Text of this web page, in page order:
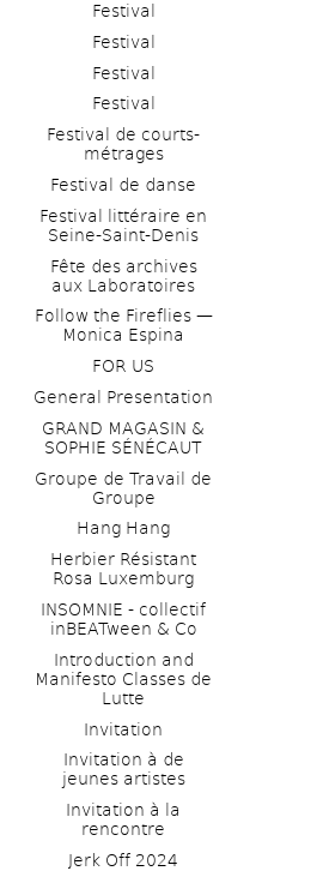
Festival
Festival
Festival
Festival
Festival de courts-
métrages
Festival de danse
Festival littéraire en
Seine-Saint-Denis
Fête des archives
aux Laboratoires
Follow the Fireflies —
Monica Espina
FOR US
General Presentation
GRAND MAGASIN &
SOPHIE SÉNÉCAUT
Groupe de Travail de
Groupe
Hang Hang
Herbier Résistant
Rosa Luxemburg
INSOMNIE - collectif
inBEATween & Co
Introduction and
Manifesto Classes de
Lutte
Invitation
Invitation à de
jeunes artistes
Invitation à la
rencontre
Jerk Off 2024